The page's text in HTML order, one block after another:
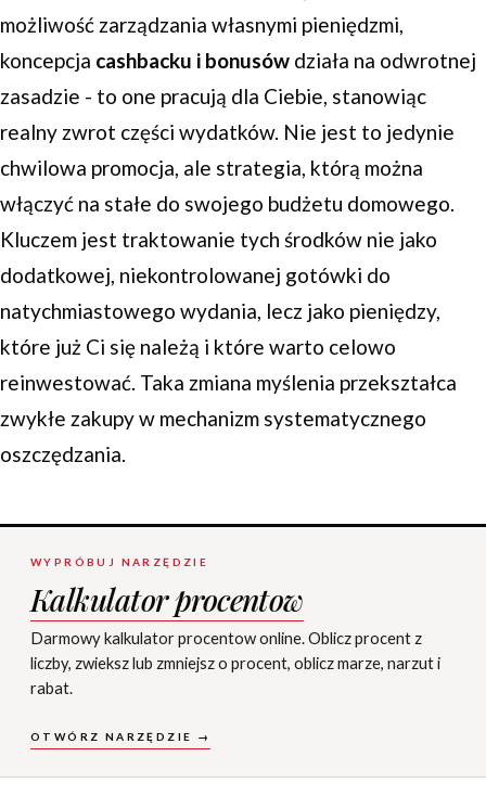
możliwość zarządzania własnymi pieniędzmi,
koncepcja cashbacku i bonusów działa na odwrotnej
zasadzie - to one pracują dla Ciebie, stanowiąc
realny zwrot części wydatków. Nie jest to jedynie
chwilowa promocja, ale strategia, którą można
włączyć na stałe do swojego budżetu domowego.
Kluczem jest traktowanie tych środków nie jako
dodatkowej, niekontrolowanej gotówki do
natychmiastowego wydania, lecz jako pieniędzy,
które już Ci się należą i które warto celowo
reinwestować. Taka zmiana myślenia przekształca
zwykłe zakupy w mechanizm systematycznego
oszczędzania.
WYPRÓBUJ NARZĘDZIE
Kalkulator procentow
Darmowy kalkulator procentow online. Oblicz procent z
liczby, zwieksz lub zmniejsz o procent, oblicz marze, narzut i
rabat.
OTWÓRZ NARZĘDZIE →